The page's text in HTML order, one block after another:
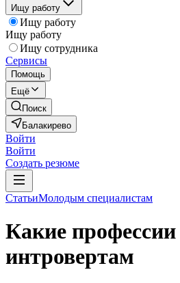
Ищу работу
Ищу работу
Ищу работу
Ищу сотрудника
Сервисы
Помощь
Ещё
Поиск
Балакирево
Войти
Войти
Создать резюме
СтатьиМолодым специалистам
Какие профессии
интровертам